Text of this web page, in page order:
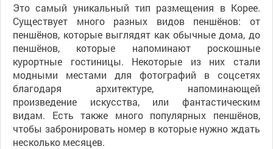
Это самый уникальный тип размещения в Корее.
Существует много разных видов пеншёнов: от
пеншёнов, которые выглядят как обычные дома, до
пеншёнов, которые напоминают роскошные
курортные гостиницы. Некоторые из них стали
модными местами для фотографий в соцсетях
благодаря архитектуре, напоминающей
произведение искусства, или фантастическим
видам. Есть также много популярных пеншёнов,
чтобы забронировать номер в которые нужно ждать
несколько месяцев.